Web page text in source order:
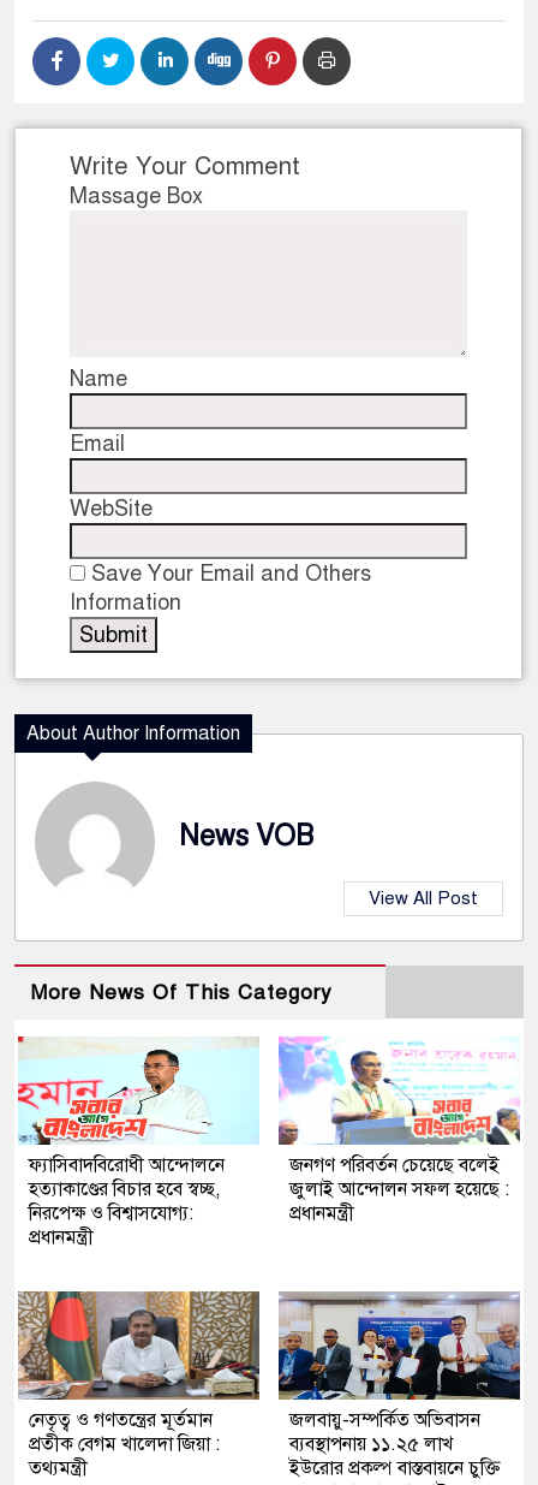
Write Your Comment
Massage Box
Name
Email
WebSite
Save Your Email and Others
Information
About Author Information
News VOB
View All Post
More News Of This Category
ফ্যাসিবাদবিরোধী আন্দোলনে
হত্যাকাণ্ডের বিচার হবে স্বচ্ছ,
নিরপেক্ষ ও বিশ্বাসযোগ্য:
প্রধানমন্ত্রী
জনগণ পরিবর্তন চেয়েছে বলেই
জুলাই আন্দোলন সফল হয়েছে :
প্রধানমন্ত্রী
নেতৃত্ব ও গণতন্ত্রের মূর্তমান
প্রতীক বেগম খালেদা জিয়া :
তথ্যমন্ত্রী
জলবায়ু-সম্পর্কিত অভিবাসন
ব্যবস্থাপনায় ১১.২৫ লাখ
ইউরোর প্রকল্প বাস্তবায়নে চুক্তি